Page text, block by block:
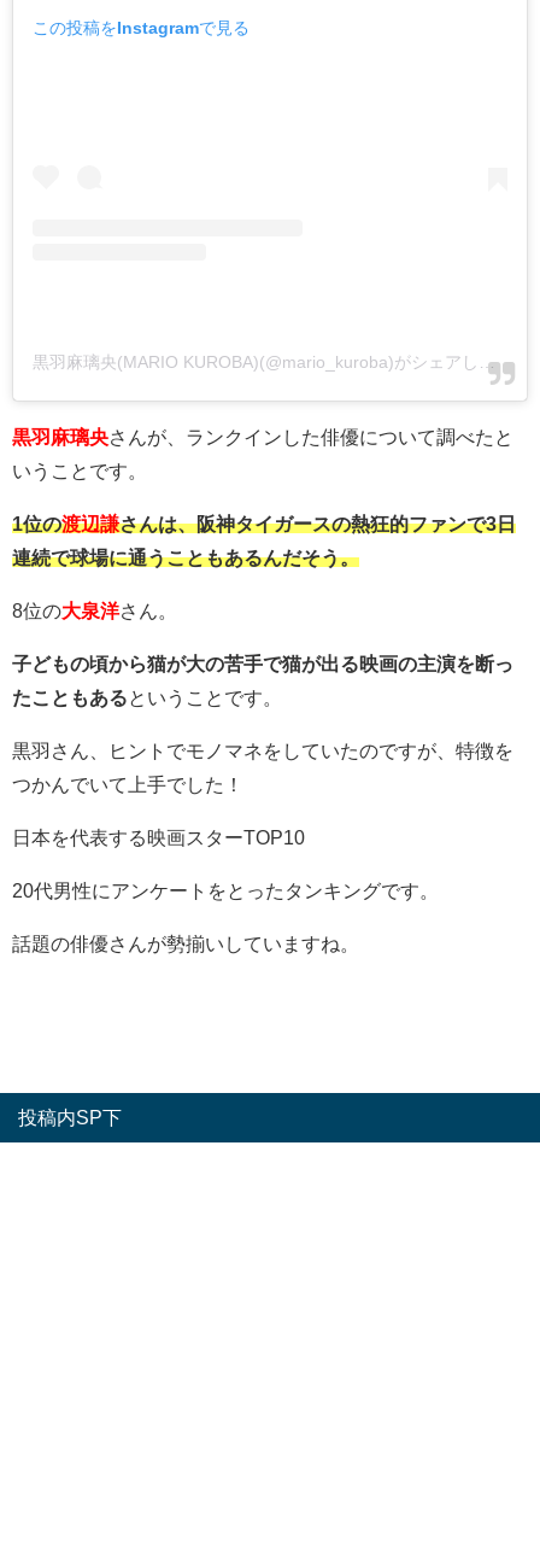
この投稿をInstagramで見る
黒羽麻璃央(MARIO KUROBA)(@mario_kuroba)がシェアした投稿
黒羽麻璃央さんが、ランクインした俳優について調べたと
いうことです。
1位の渡辺謙さんは、阪神タイガースの熱狂的ファンで3日
連続で球場に通うこともあるんだそう。
8位の大泉洋さん。
子どもの頃から猫が大の苦手で猫が出る映画の主演を断っ
たこともある ということです。
黒羽さん、ヒントでモノマネをしていたのですが、特徴を
つかんでいて上手でした！
日本を代表する映画スターTOP10
20代男性にアンケートをとったタンキングです。
話題の俳優さんが勢揃いしていますね。
投稿内SP下